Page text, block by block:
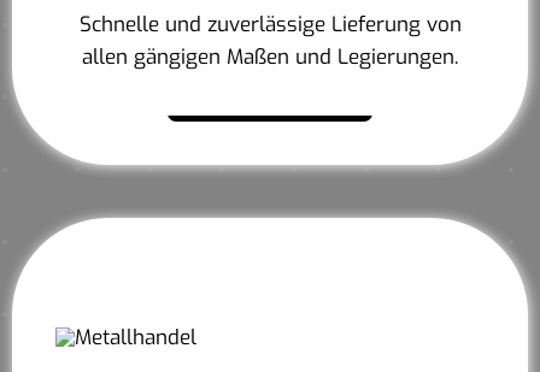
Schnelle und zuverlässige Lieferung von
allen gängigen Maßen und Legierungen.